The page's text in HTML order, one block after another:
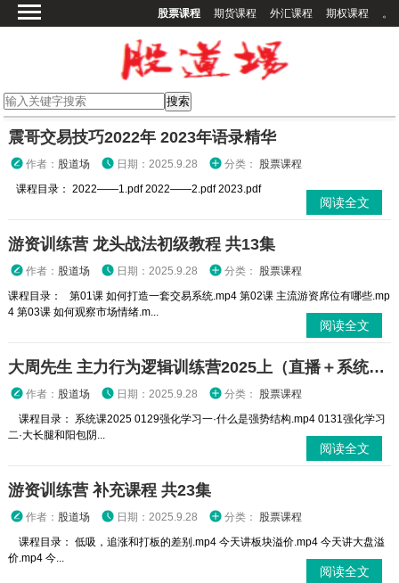
股票课程 期货课程 外汇课程 期权课程 。
期货课程
期权课程
外汇课程
高校课程
登录
震哥交易技巧2022年 2023年语录精华
作者： 股道场 日期：2025.9.28 分类： 股票课程
课程目录： 2022——1.pdf 2022——2.pdf 2023.pdf
阅读全文
游资训练营 龙头战法初级教程 共13集
作者： 股道场 日期：2025.9.28 分类： 股票课程
课程目录： 第01课 如何打造一套交易系统.mp4 第02课 主流游资席位有哪些.mp
4 第03课 如何观察市场情绪.m...
阅读全文
大周先生 主力行为逻辑训练营2025上（直播＋系统课）
作者： 股道场 日期：2025.9.28 分类： 股票课程
课程目录： 系统课2025 0129强化学习一·什么是强势结构.mp4 0131强化学习
二·大长腿和阳包阴...
阅读全文
游资训练营 补充课程 共23集
作者： 股道场 日期：2025.9.28 分类： 股票课程
课程目录： 低吸，追涨和打板的差别.mp4 今天讲板块溢价.mp4 今天讲大盘溢
价.mp4 今...
阅读全文